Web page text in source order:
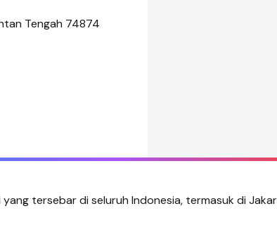
Tengah 74874
tersebar di seluruh Indonesia, termasuk di